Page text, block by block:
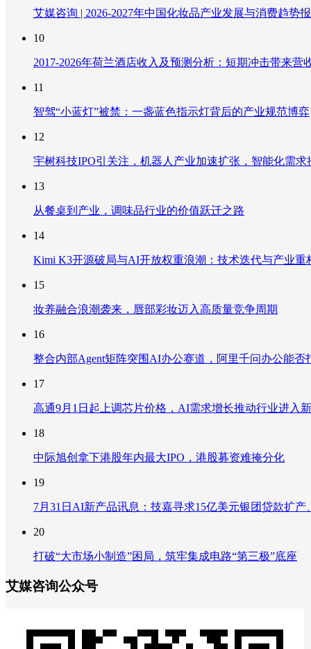
艾媒咨询 | 2026-2027年中国化妆品产业发展与消费趋势
10
2017-2026年荷兰酒店收入及预测分析：短期冲击带来
11
智驾“小蓝灯”被禁：一盏蓝色指示灯背后的产业规范博弈
12
宇树科技IPO引关注，机器人产业加速扩张，智能化需求
13
从餐桌到产业，调味品行业的价值跃迁之路
14
Kimi K3开源破局与AI开放权重浪潮：技术迭代与产业重
15
妆养融合浪潮袭来，唇部彩妆迈入高质量竞争周期
16
整合内部Agent矩阵突围AI办公赛道，阿里千问办公能否
17
高通9月1日起上调芯片价格，AI需求增长推动行业进入
18
中际旭创拿下港股年内最大IPO，港股募资难掩分化
19
7月31日AI新产品讯息：技嘉寻求15亿美元银团贷款扩
20
打破“大市场小制造”困局，筑牢集成电路“第三极”底座
艾媒咨询公众号